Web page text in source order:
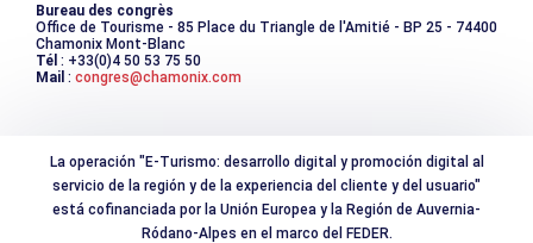
Bureau des congrès
Office de Tourisme - 85 Place du Triangle de l'Amitié - BP 25 - 74400
Chamonix Mont-Blanc
Tél : +33(0)4 50 53 75 50
Mail : congres@chamonix.com
La operación "E-Turismo: desarrollo digital y promoción digital al
servicio de la región y de la experiencia del cliente y del usuario"
está cofinanciada por la Unión Europea y la Región de Auvernia-
Ródano-Alpes en el marco del FEDER.